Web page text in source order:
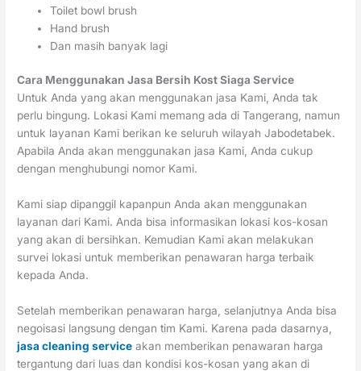
Toilet bowl brush
Hand brush
Dan masih banyak lagi
Cara Menggunakan Jasa Bersih Kost Siaga Service
Untuk Anda yang akan menggunakan jasa Kami, Anda tak
perlu bingung. Lokasi Kami memang ada di Tangerang, namun
untuk layanan Kami berikan ke seluruh wilayah Jabodetabek.
Apabila Anda akan menggunakan jasa Kami, Anda cukup
dengan menghubungi nomor Kami.
Kami siap dipanggil kapanpun Anda akan menggunakan
layanan dari Kami. Anda bisa informasikan lokasi kos-kosan
yang akan di bersihkan. Kemudian Kami akan melakukan
survei lokasi untuk memberikan penawaran harga terbaik
kepada Anda.
Setelah memberikan penawaran harga, selanjutnya Anda bisa
negoisasi langsung dengan tim Kami. Karena pada dasarnya,
jasa cleaning service akan memberikan penawaran harga
tergantung dari luas dan kondisi kos-kosan yang akan di